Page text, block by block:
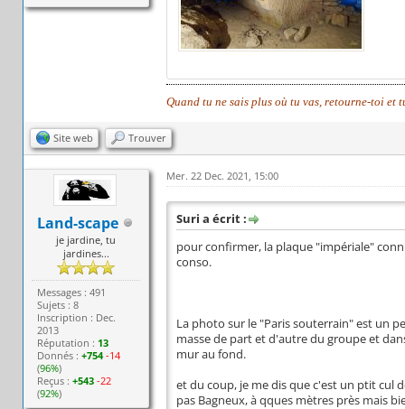
Quand tu ne sais plus où tu vas, retourne-toi
Site web Trouver
Land-scape
je jardine, tu
jardines...
Messages : 491
Sujets : 8
Inscription : Dec.
2013
Réputation : 13
Donnés :+754 -14
(96%)
Reçus :+543 -22
(92%)
Mer. 22 Dec. 2021, 15:00
Suri a écrit :
pour confirmer, la plaque "impériale"
conso.
La photo sur le "Paris souterrain" est un
masse de part et d'autre du groupe et
mur au fond.
et du coup, je me dis que c'est un ptit cul
pas Bagneux, à qques mètres près mais